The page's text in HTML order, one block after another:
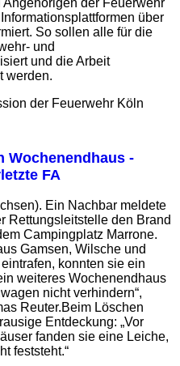
der Feuerwehr
über
So sollen alle für die
und
und die Arbeit
werden.
der Feuerwehr Köln
Wochenendhaus -
FA
Ein Nachbar meldete
Rettungsleitstelle den Brand
Campingplatz Marrone.
Gamsen, Wilsche und
konnten sie ein
weiteres Wochenendhaus
nicht verhindern“,
Reuter.Beim Löschen
Entdeckung: „Vor
fanden sie eine Leiche,
feststeht.“